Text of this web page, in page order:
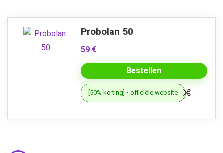
Probolan 50
59 €
Bestellen
[50% korting] • officiële website